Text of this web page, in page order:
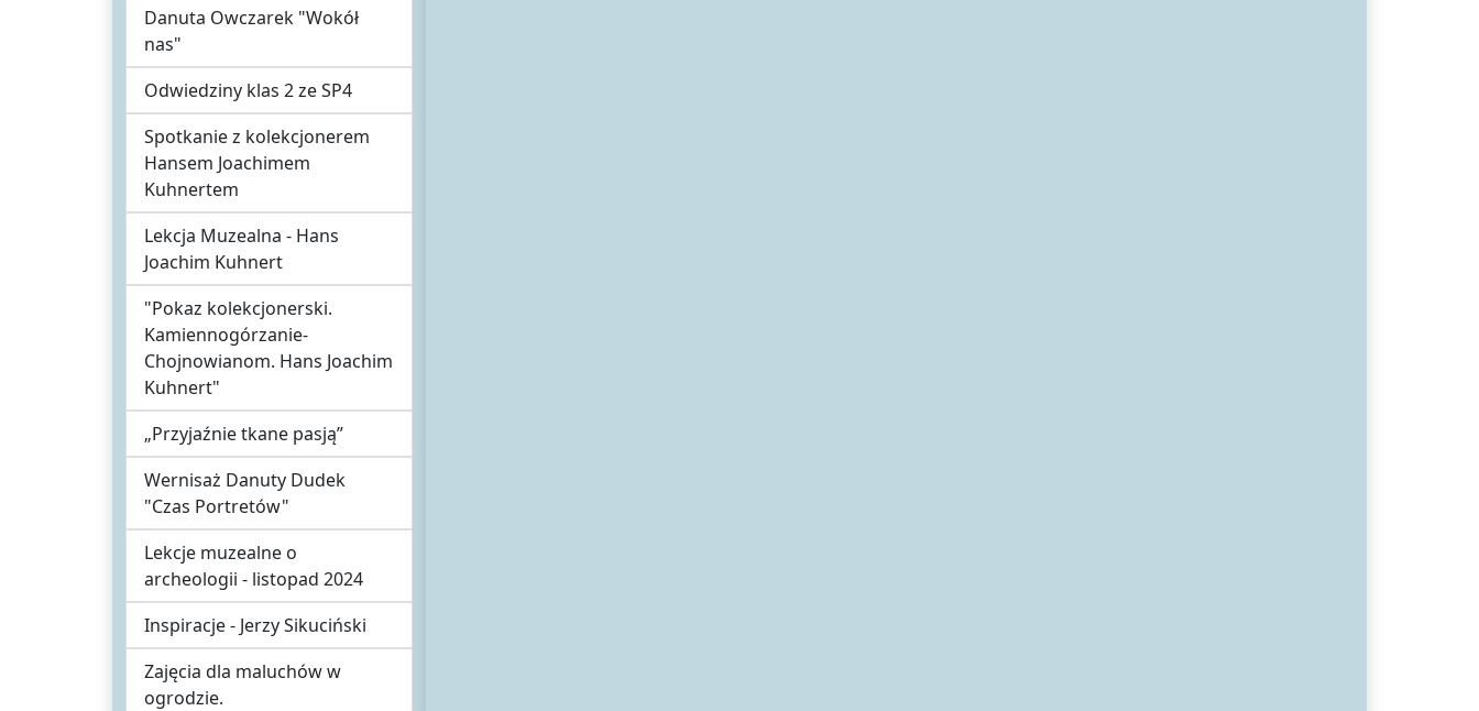
Danuta Owczarek "Wokół
nas"
Odwiedziny klas 2 ze SP4
Spotkanie z kolekcjonerem
Hansem Joachimem
Kuhnertem
Lekcja Muzealna - Hans
Joachim Kuhnert
"Pokaz kolekcjonerski.
Kamiennogórzanie-
Chojnowianom. Hans Joachim
Kuhnert"
„Przyjaźnie tkane pasją”
Wernisaż Danuty Dudek
"Czas Portretów"
Lekcje muzealne o
archeologii - listopad 2024
Inspiracje - Jerzy Sikuciński
Zajęcia dla maluchów w
ogrodzie.